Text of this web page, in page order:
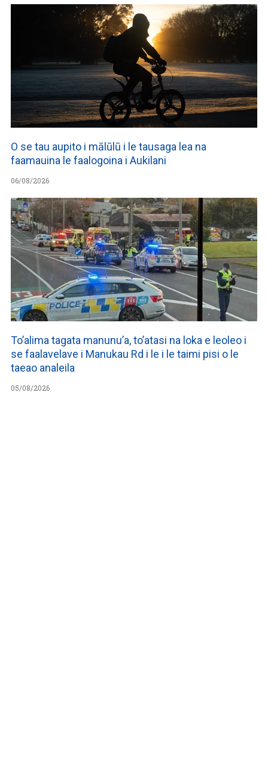
O se tau aupito i mālūlū i le tausaga lea na
faamauina le faalogoina i Aukilani
06/08/2026
To’alima tagata manunu’a, to’atasi na loka e leoleo i
se faalavelave i Manukau Rd i le i le taimi pisi o le
taeao analeila
05/08/2026